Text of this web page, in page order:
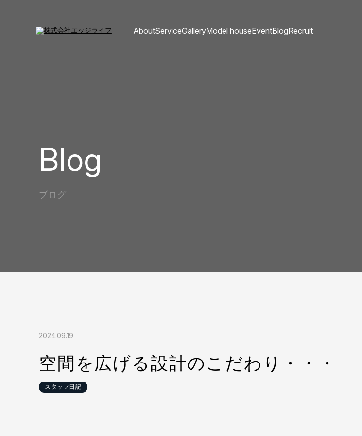
AboutServiceGalleryModel houseEventBlogRecruit
Blog
ブログ
2024.09.19
空間を広げる設計のこだわり・・・
スタッフ日記